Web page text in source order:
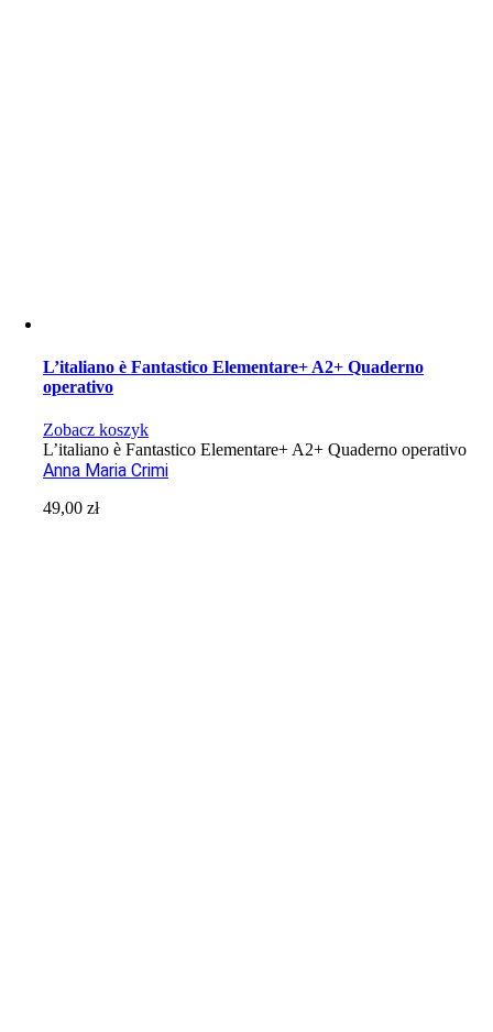
L’italiano è Fantastico Elementare+ A2+ Quaderno
operativo
Zobacz koszyk
L’italiano è Fantastico Elementare+ A2+ Quaderno operativo
Anna Maria Crimi
49,00zł